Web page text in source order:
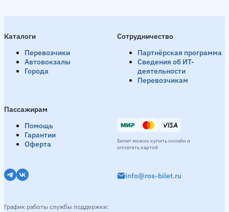
Каталоги
Перевозчики
Автовокзалы
Города
Пассажирам
Помощь
Гарантии
Оферта
Сотрудничество
Партнёрская программа
Сведения об ИТ-
деятельности
Перевозчикам
info@ros-bilet.ru
График работы службы поддержки:
Билет можно купить онлайн и
оплатить картой